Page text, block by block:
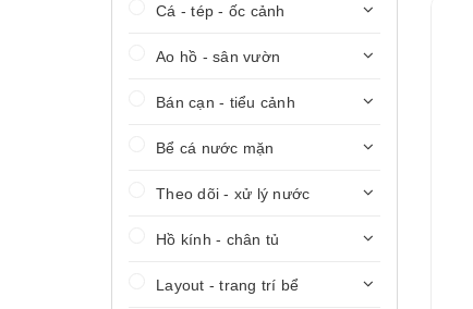
Cá - tép - ốc cảnh
Ao hồ - sân vườn
Bán cạn - tiểu cảnh
Bể cá nước mặn
Theo dõi - xử lý nước
Hồ kính - chân tủ
Layout - trang trí bể